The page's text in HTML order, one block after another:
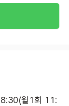
월1회 11: